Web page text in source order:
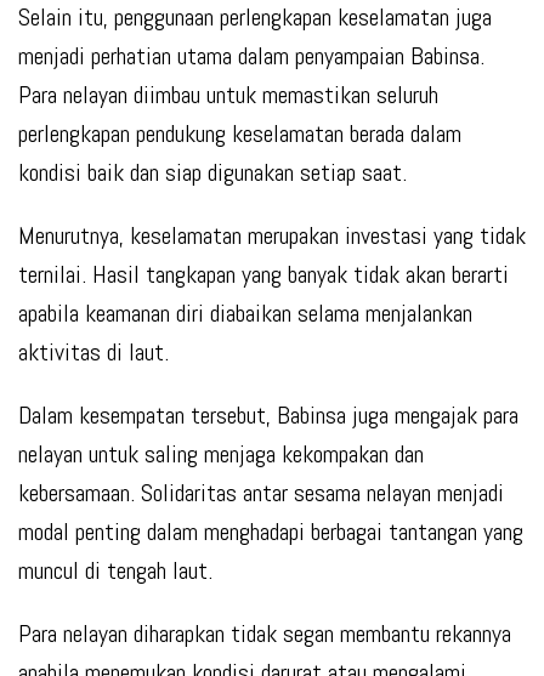
Selain itu, penggunaan perlengkapan keselamatan juga
menjadi perhatian utama dalam penyampaian Babinsa.
Para nelayan diimbau untuk memastikan seluruh
perlengkapan pendukung keselamatan berada dalam
kondisi baik dan siap digunakan setiap saat.
Menurutnya, keselamatan merupakan investasi yang tidak
ternilai. Hasil tangkapan yang banyak tidak akan berarti
apabila keamanan diri diabaikan selama menjalankan
aktivitas di laut.
Dalam kesempatan tersebut, Babinsa juga mengajak para
nelayan untuk saling menjaga kekompakan dan
kebersamaan. Solidaritas antar sesama nelayan menjadi
modal penting dalam menghadapi berbagai tantangan yang
muncul di tengah laut.
Para nelayan diharapkan tidak segan membantu rekannya